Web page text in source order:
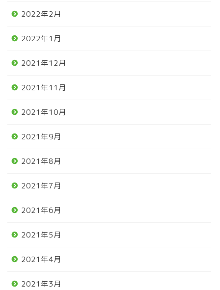
2022年2月
2022年1月
2021年12月
2021年11月
2021年10月
2021年9月
2021年8月
2021年7月
2021年6月
2021年5月
2021年4月
2021年3月